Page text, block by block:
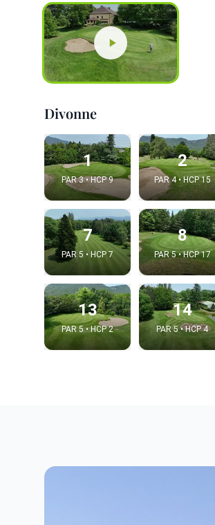
Divonne
1
PAR 3 • HCP 9
2
PAR 4 • HCP 15
7
PAR 5 • HCP 7
8
PAR 5 • HCP 17
13
PAR 5 • HCP 2
14
PAR 5 • HCP 4